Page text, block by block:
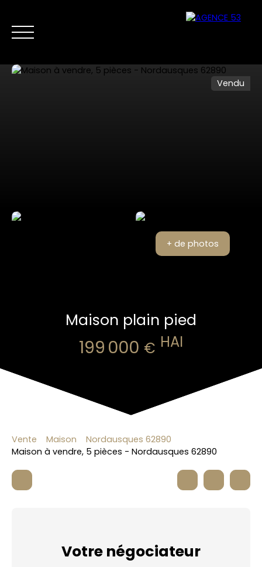
Vendu
+ de photos
Maison plain pied
199 000 € HAI
Vente Maison
Nordausques 62890
Maison à vendre, 5 pièces - Nordausques 62890
Votre négociateur